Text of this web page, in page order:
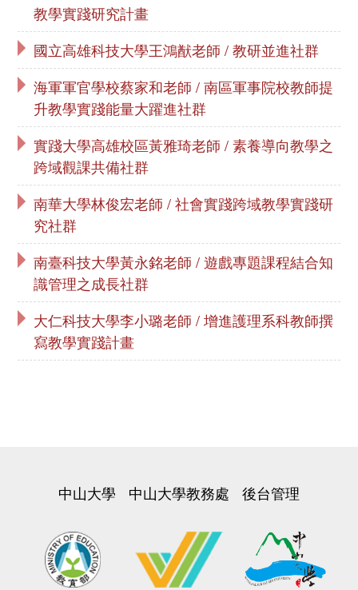
教學實踐研究計畫
國立高雄科技大學王鴻猷老師 / 教研並進社群
海軍軍官學校蔡家和老師 / 南區軍事院校教師提
升教學實踐能量大躍進社群
實踐大學高雄校區黃雅琦老師 / 素養導向教學之
跨域觀課共備社群
南華大學林俊宏老師 / 社會實踐跨域教學實踐研
究社群
南臺科技大學黃永銘老師 / 遊戲專題課程結合知
識管理之成長社群
大仁科技大學李小璐老師 / 增進護理系科教師撰
寫教學實踐計畫
中山大學 中山大學教務處 後台管理